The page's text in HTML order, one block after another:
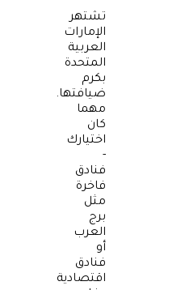
تشتهر
الإمارات
العربية
المتحدة
بكرم
ضيافتها.
مهما
كان
اختيارك
-
فنادق
فاخرة
مثل
برج
العرب
أو
فنادق
اقتصادية